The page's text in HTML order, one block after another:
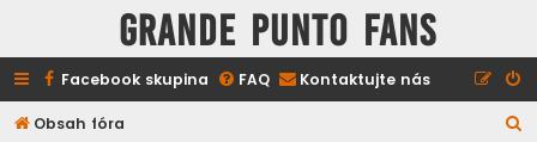
GRANDE PUNTO FANS
Facebook skupina FAQ Kontaktujte nás
Obsah fóra